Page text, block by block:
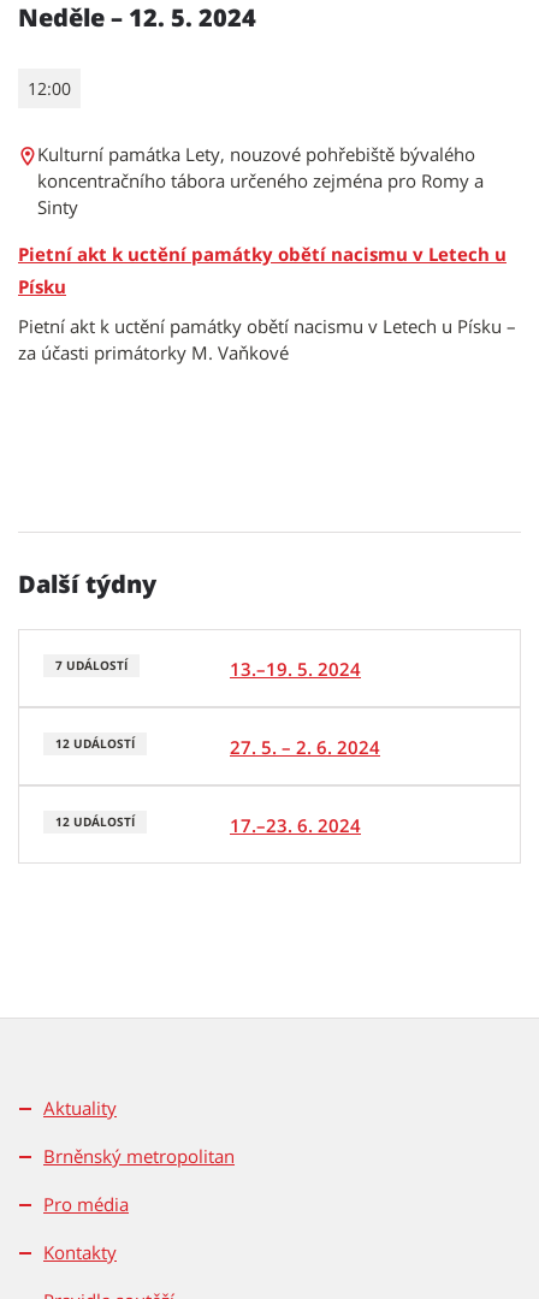
Neděle – 12. 5. 2024
12:00
Kulturní památka Lety, nouzové pohřebiště bývalého
koncentračního tábora určeného zejména pro Romy a
Sinty
Pietní akt k uctění památky obětí nacismu v Letech u
Písku
Pietní akt k uctění památky obětí nacismu v Letech u Písku –
za účasti primátorky M. Vaňkové
Další týdny
7 UDÁLOSTÍ 13.–19. 5. 2024
12 UDÁLOSTÍ 27. 5. – 2. 6. 2024
12 UDÁLOSTÍ 17.–23. 6. 2024
Aktuality
Brněnský metropolitan
Pro média
Kontakty